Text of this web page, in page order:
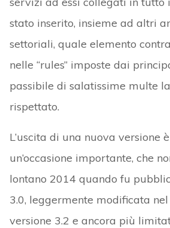
stato inserito, insieme ad altri
settoriali, quale elemento
nelle “rules” imposte dai
passibile di salatissime multe
rispettato.
L’uscita di una nuova versione
un’occasione importante, che
lontano 2014 quando fu
3.0, leggermente modificata
versione 3.2 e ancora più